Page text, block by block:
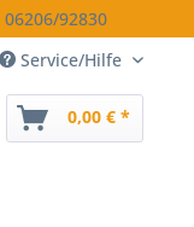
06206/92830
Service/Hilfe
0,00 € *